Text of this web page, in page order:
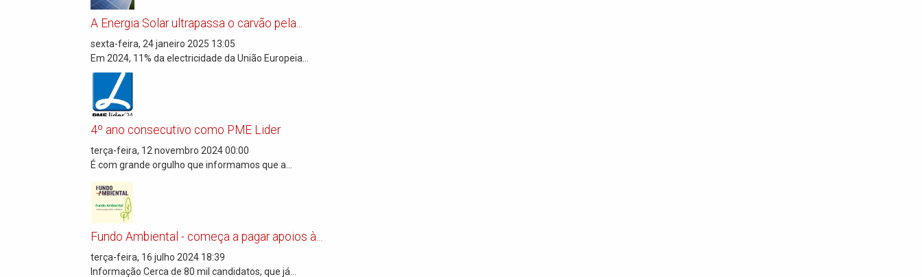
A Energia Solar ultrapassa o carvão pela...
sexta-feira, 24 janeiro 2025 13:05
Em 2024, 11% da electricidade da União Europeia...
4º ano consecutivo como PME Lider
terça-feira, 12 novembro 2024 00:00
É com grande orgulho que informamos que a...
Fundo Ambiental - começa a pagar apoios à...
terça-feira, 16 julho 2024 18:39
Informação Cerca de 80 mil candidatos, que já...